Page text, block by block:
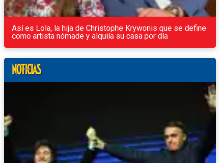
Así es Lola, la hija de Christophe Krywonis que se define
como artista nómade y alquila su casa por día